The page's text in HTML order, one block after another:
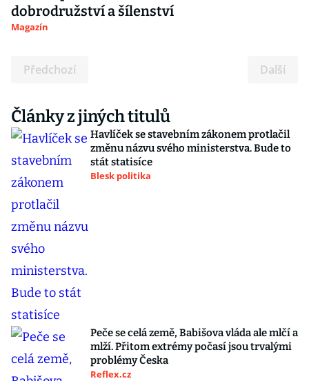
dobrodružství a šílenství
Magazín
Předchozí Další
Články z jiných titulů
Havlíček se stavebním zákonem protlačil
změnu názvu svého ministerstva. Bude to
stát statisíce
Blesk politika
Peče se celá země, Babišova vláda ale mlčí a
mlží. Přitom extrémy počasí jsou trvalými
problémy Česka
Reflex.cz